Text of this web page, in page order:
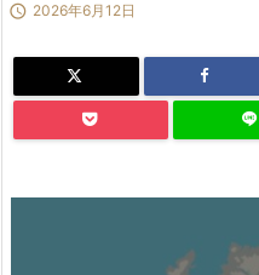
 2026年6月12日